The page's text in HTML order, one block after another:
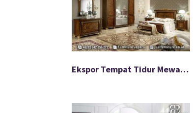
Ekspor Tempat Tidur Mewah Full Jati Warna Menarik FS-928